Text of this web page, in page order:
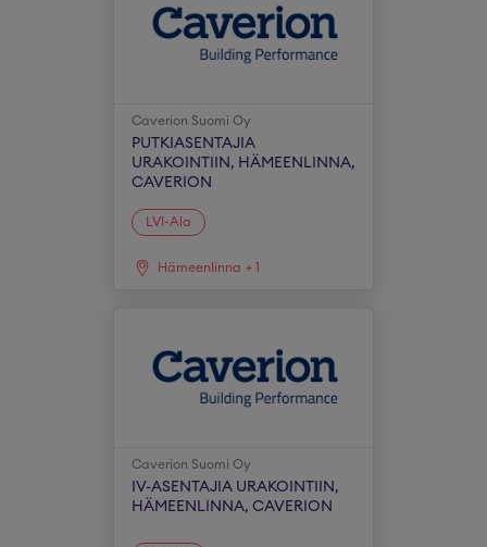
Caverion Suomi Oy
PUTKIASENTAJIA
URAKOINTIIN, HÄMEENLINNA,
CAVERION
LVI-Ala
Hämeenlinna + 1
Caverion Suomi Oy
IV-ASENTAJIA URAKOINTIIN,
HÄMEENLINNA, CAVERION